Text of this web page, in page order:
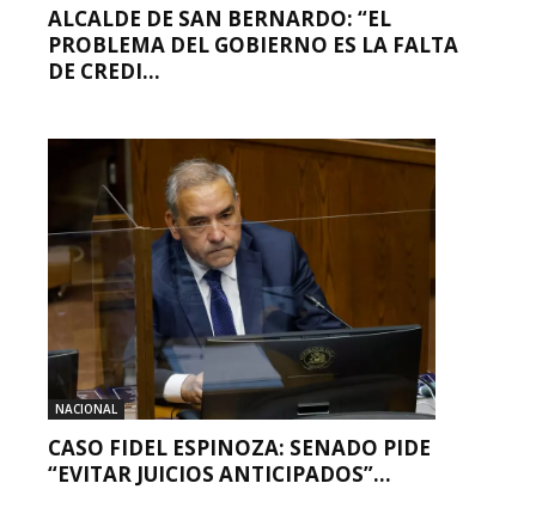
ALCALDE DE SAN BERNARDO: “EL
PROBLEMA DEL GOBIERNO ES LA FALTA
DE CREDI...
NACIONAL
CASO FIDEL ESPINOZA: SENADO PIDE
“EVITAR JUICIOS ANTICIPADOS”...